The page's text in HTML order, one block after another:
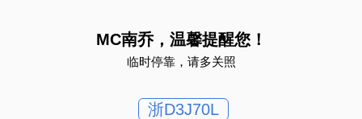
MC南乔，温馨提醒您！
临时停靠，请多关照
浙D3J70L